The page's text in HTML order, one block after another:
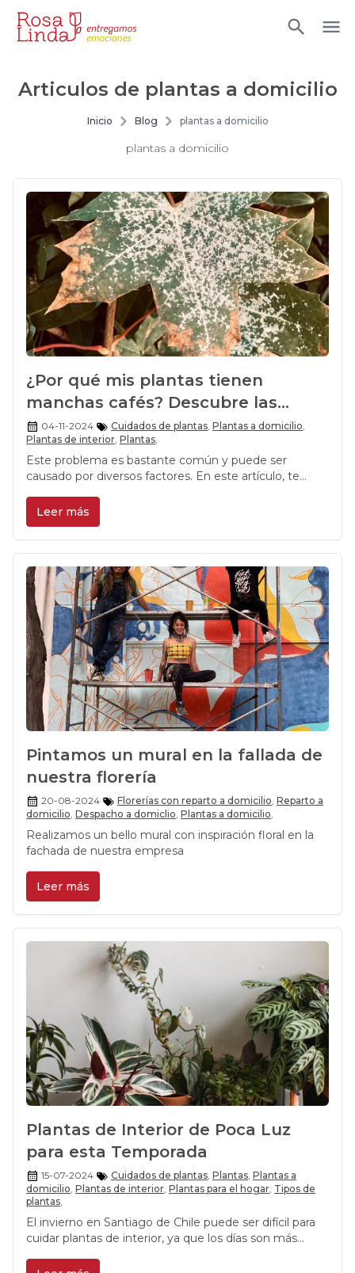
Articulos de plantas a domicilio
Inicio Blog plantas a domicilio
plantas a domicilio
¿Por qué mis plantas tienen
manchas cafés? Descubre las
causas y soluciones
04-11-2024 Cuidados de plantas, Plantas a domicilio,
Plantas de interior Plantas
Este problema es bastante común y puede ser
causado por diversos factores. En este artículo, te
manchas y cómo solucionarlo.
Leer más
Pintamos un mural en la fallada de
nuestra florería
20-08-2024 Florerías con reparto a domicilio Reparto a
domicilio Despacho a domiclio Plantas a domicilio
Realizamos un bello mural con inspiración floral en la
fachada de nuestra empresa
Leer más
Plantas de Interior de Poca Luz
para esta Temporada
15-07-2024 Cuidados de plantas Plantas Plantas a
domicilio Plantas de interior Plantas para el hogar Tipos de
plantas
El invierno en Santiago de Chile puede ser difícil para
cuidar plantas de interior, ya que los días son más
variedad de plantas de interior resistentes, sino que